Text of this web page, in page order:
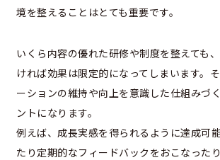
境を整えることはとても重要です。
いくら内容の優れた研修や制度を整えても
ければ効果は限定的になってしまいます。
ーションの維持や向上を意識した仕組みづ
ントになります。
例えば、成長実感を得られるように達成可
たり定期的なフィードバックをおこなった